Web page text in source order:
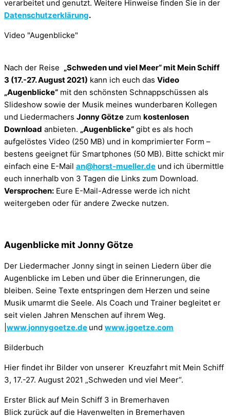
verarbeitet und genutzt. Weitere Hinweise finden Sie in der
Datenschutzerklärung.
Video "Augenblicke"
Nach der Reise „Schweden und viel Meer“ mit Mein Schiff
3 (17.-27. August 2021) kann ich euch das Video
„Augenblicke“ mit den schönsten Schnappschüssen als
Slideshow sowie der Musik meines wunderbaren Kollegen
und Liedermachers Jonny Götze zum kostenlosen
Download anbieten. „Augenblicke“ gibt es als hoch
aufgelöstes Video (250 MB) und in komprimierter Form –
bestens geeignet für Smartphones (50 MB). Bitte schickt mir
einfach eine E-Mail an@horst-mueller.de und ich übermittle
euch innerhalb von 3 Tagen die Links zum Download.
Versprochen: Eure E-Mail-Adresse werde ich nicht
weitergeben oder für andere Zwecke nutzen.
Augenblicke mit Jonny Götze
Der Liedermacher Jonny singt in seinen Liedern über die
Augenblicke im Leben und über die Erinnerungen, die
bleiben. Seine Texte entspringen dem Herzen und seine
Musik umarmt die Seele. Als Coach und Trainer begleitet er
seit vielen Jahren Menschen auf ihrem Weg.
www.jonnygoetze.de und www.jgoetze.com
Bilderbuch
Hier findet ihr Bilder von unserer Kreuzfahrt mit Mein Schiff
3, 17.-27. August 2021 „Schweden und viel Meer“.
Erster Blick auf Mein Schiff 3 in Bremerhaven
Blick zurück auf die Havenwelten in Bremerhaven